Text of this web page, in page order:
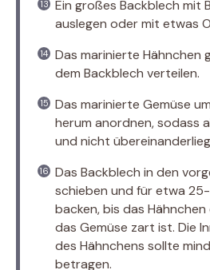
Ein großes Backblech mit
auslegen oder mit etwas
Das marinierte Hähnchen
dem Backblech verteilen.
Das marinierte Gemüse
herum anordnen, sodass
und nicht
Das Backblech in den
schieben und für etwa
backen, bis das
das Gemüse zart ist. Die
des Hähnchens sollte
betragen.